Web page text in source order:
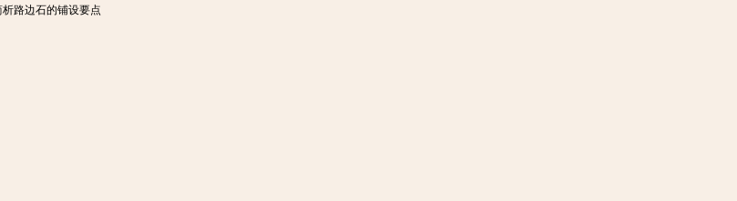
析路边石的铺设要点